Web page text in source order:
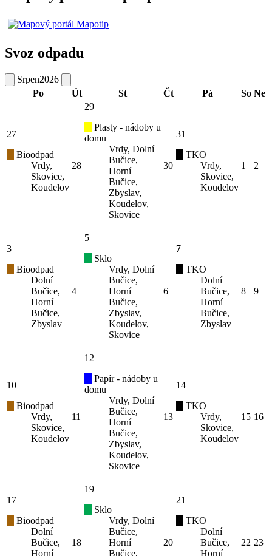
Svoz odpadu
Srpen2026
Po
Út St Čt Pá So Ne
27
Bioodpad
Vrdy,
Skovice,
Koudelov
28
29
Plasty - nádoby u
domu
Vrdy, Dolní
Bučice,
Horní
Bučice,
Zbyslav,
Koudelov,
Skovice
30
31
TKO
Vrdy,
Skovice,
Koudelov
1 2
3
Bioodpad
Dolní
Bučice,
Horní
Bučice,
Zbyslav
4
5
Sklo
Vrdy, Dolní
Bučice,
Horní
Bučice,
Zbyslav,
Koudelov,
Skovice
6
7
TKO
Dolní
Bučice,
Horní
Bučice,
Zbyslav
8 9
10
Bioodpad
Vrdy,
Skovice,
Koudelov
11
12
Papír - nádoby u
domu
Vrdy, Dolní
Bučice,
Horní
Bučice,
Zbyslav,
Koudelov,
Skovice
13
14
TKO
Vrdy,
Skovice,
Koudelov
15 16
17
Bioodpad
Dolní
Bučice,
Horní
18
19
Sklo
Vrdy, Dolní
Bučice,
Horní
Bučice,
20
21
TKO
Dolní
Bučice,
Horní
22 23